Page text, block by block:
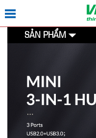
SẢN PHẨM